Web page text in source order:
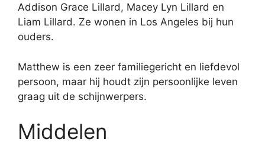
Addison Grace Lillard, Macey Lyn Lillard en
Liam Lillard. Ze wonen in Los Angeles bij hun
ouders.
Matthew is een zeer familiegericht en liefdevol
persoon, maar hij houdt zijn persoonlijke leven
graag uit de schijnwerpers.
Middelen